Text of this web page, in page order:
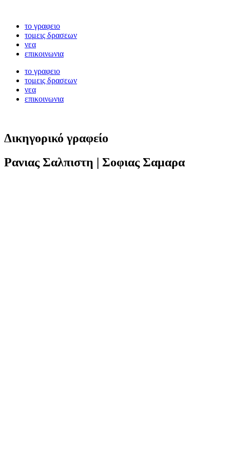
το γραφειο
τομεις δρασεων
νεα
επικοινωνια
το γραφειο
τομεις δρασεων
νεα
επικοινωνια
Δικηγορικό γραφείο
Ρανιας Σαλπιστη | Σοφιας Σαμαρα